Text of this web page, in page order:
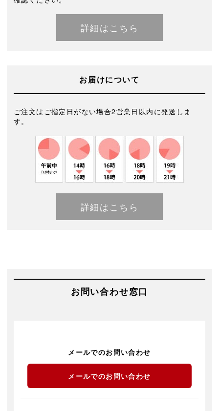
詳細はこちら
お届けについて
ご注文はご指定日がない場合2営業日以内に発送しま
す。
詳細はこちら
お問い合わせ窓口
メールでのお問い合わせ
メールでのお問い合わせ